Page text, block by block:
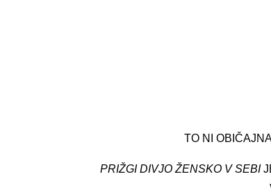
TO NI
PRIŽGI DIVJO ŽENSKO V SEBI